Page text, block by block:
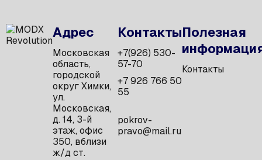
Адрес
Московская
область,
городской
округ Химки,
ул.
Московская,
д. 14, 3-й
этаж, офис
350, вблизи
ж/д ст.
Контакты
+7(926) 530-
57-70
+7 926 766 50
55
pokrov-
pravo@mail.ru
Полезная
Контакты